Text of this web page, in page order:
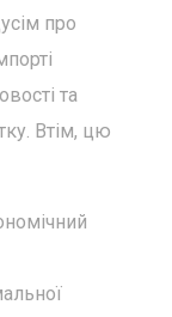
про
та
Втім, цю